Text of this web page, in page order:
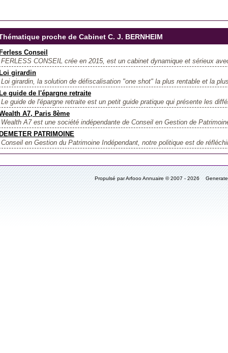
proche de Cabinet C. J. BERNHEIM
Conseil
FERLESS CONSEIL crée en 2015, est un cabinet dynamique et sérieux
girardin
Loi girardin, la solution de défiscalisation "one shot" la plus rentable et la
guide de l'épargne retraite
Le guide de l'épargne retraite est un petit guide pratique qui présente les
A7, Paris 8ème
Wealth A7 est une société indépendante de Conseil en Gestion de
PATRIMOINE
Conseil en Gestion du Patrimoine Indépendant, notre politique est de
Propulsé par Arfooo Annuaire © 2007 - 2026